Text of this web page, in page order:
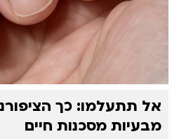
אל תתעלמו: כך
מבעיות מסכנות חיים